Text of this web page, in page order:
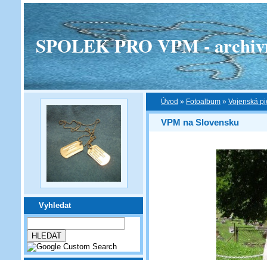
SPOLEK PRO VPM -
Vyhledat
Úvod » Fotoalbum » Vojenská
VPM na Slovensku